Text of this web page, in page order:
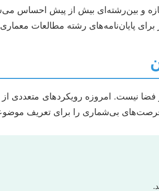
و بین‌رشته‌ای بیش از پیش احساس
نیست. امروزه رویکردهای متعددی
بی‌شماری را برای تعریف